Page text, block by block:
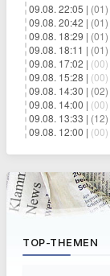
09.08. 22:05 | (01)
09.08. 20:42 | (01)
09.08. 18:29 | (01)
09.08. 18:11 | (01)
09.08. 17:02 | (00)
09.08. 15:28 | (00)
09.08. 14:30 | (02)
09.08. 14:00 | (00)
09.08. 13:33 | (12)
09.08. 12:00 | (00)
TOP-THEMEN